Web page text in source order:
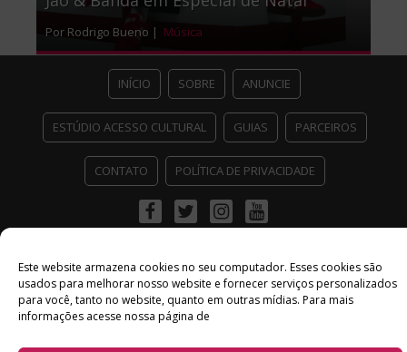
Este website armazena cookies no seu computador. Esses cookies são
usados ​​para melhorar nosso website e fornecer serviços personalizados
para você, tanto no website, quanto em outras mídias. Para mais
informações acesse nossa página de
Por Rodrigo Bueno | Música
INÍCIO SOBRE ANUNCIE
ESTÚDIO ACESSO CULTURAL GUIAS PARCEIROS
CONTATO POLÍTICA DE PRIVACIDADE
FacebookTwitterInstagramYoutube
Desenvolvido por